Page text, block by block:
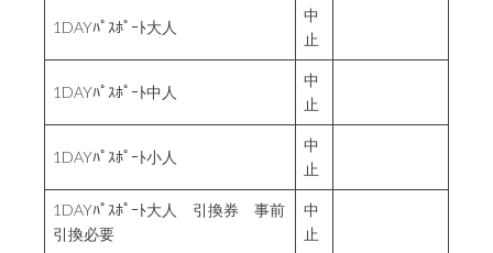
1DAYﾊﾟｽﾎﾟｰﾄ大人
中
止
1DAYﾊﾟｽﾎﾟｰﾄ中人
中
止
1DAYﾊﾟｽﾎﾟｰﾄ小人
中
止
1DAYﾊﾟｽﾎﾟｰﾄ大人 引換券 事前
引換必要
中
止